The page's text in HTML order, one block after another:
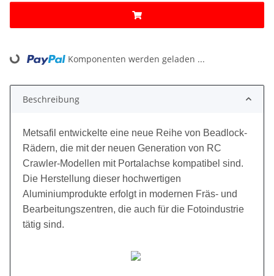
Loading... Komponenten werden geladen ...
Beschreibung
Metsafil entwickelte eine neue Reihe von Beadlock-
Rädern, die mit der neuen Generation von RC
Crawler-Modellen mit Portalachse kompatibel sind.
Die Herstellung dieser hochwertigen
Aluminiumprodukte erfolgt in modernen Fräs- und
Bearbeitungszentren, die auch für die Fotoindustrie
tätig sind.